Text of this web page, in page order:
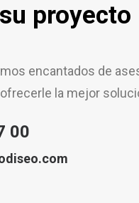
proyecto
encantados de
la mejor
00